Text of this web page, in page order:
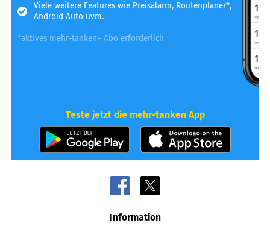
Viele weitere Features wie Preisalarm, Routenplaner*,
Android Auto uvm.
*aktives mehr-tanken+ Abo erforderlich
Teste jetzt die mehr-tanken App
Information